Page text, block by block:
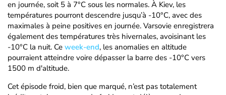
en journée, soit 5 à 7°C sous les normales. À Kiev, les
températures pourront descendre jusqu’à -10°C, avec des
maximales à peine positives en journée. Varsovie enregistrera
également des températures très hivernales, avoisinant les
-10°C la nuit. Ce week-end, les anomalies en altitude
pourraient atteindre voire dépasser la barre des -10°C vers
1500 m d'altitude.
Cet épisode froid, bien que marqué, n’est pas totalement